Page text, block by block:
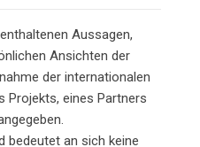
Aussagen,
Ansichten der
der internationalen
Projekts, eines Partners
bedeutet an sich keine